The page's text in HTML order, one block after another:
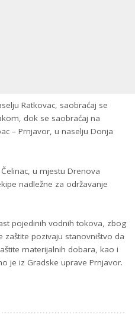
Ratkovac, saobraćaj se
dok se saobraćaj na
– Prnjavor, u naselju Donja
u mjestu Drenova
nadležne za održavanje
pojedinih vodnih tokova, zbog
zaštite pozivaju stanovništvo da
materijalnih dobara, kao i
je iz Gradske uprave Prnjavor.